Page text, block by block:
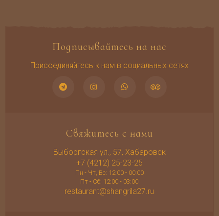
Подписывайтесь на нас
Присоединяйтесь к нам в социальных сетях
Свяжитесь с нами
Выборгская ул., 57, Хабаровск
+7 (4212) 25-23-25
Пн - Чт, Вс: 12:00 - 00:00
Пт - Сб: 12:00 - 03:00
restaurant@shangrila27.ru